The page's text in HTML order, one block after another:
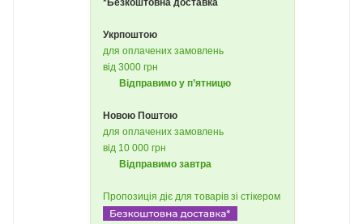
*Безкоштовна доставка
Укрпоштою
для оплачених замовлень
від 3000 грн
Відправимо у п’ятницю
Новою Поштою
для оплачених замовлень
від 10 000 грн
Відправимо завтра
Пропозиція діє для товарів зі стікером